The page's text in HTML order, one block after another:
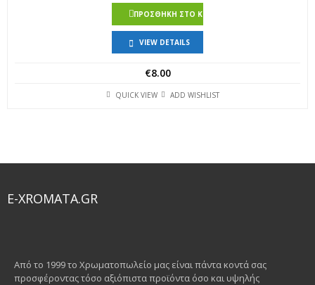
ΠΡΟΣΘΉΚΗ ΣΤΟ ΚΑΛΆΘΙ
VIEW DETAILS
€8.00
QUICK VIEW ADD WISHLIST
E-XROMATA.GR
Από το 1999 το Χρωματοπωλείο μας είναι πάντα κοντά σας
προσφέροντας τόσο αξιόπιστα προϊόντα όσο και υψηλής